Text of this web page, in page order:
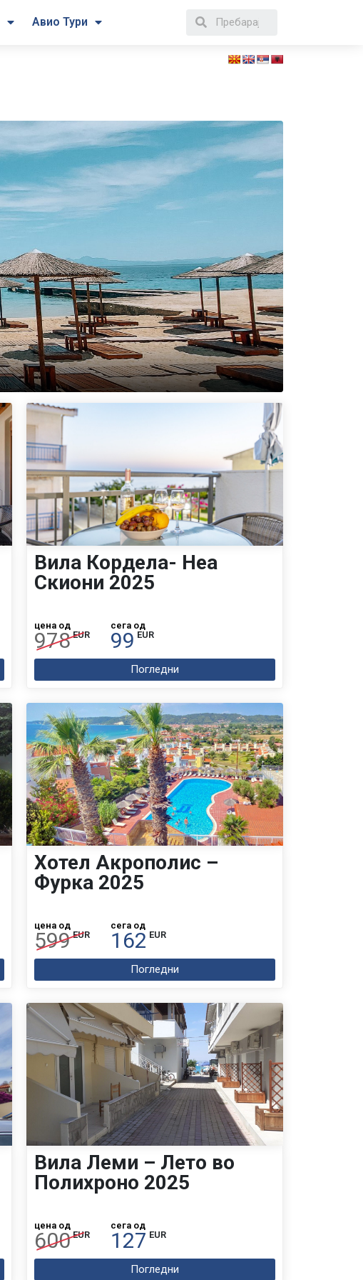
Авио Тури
Вила Кордела- Неа
Скиони 2025
цена од
978 EUR
сега од
99 EUR
Погледни
Хотел Акрополис –
Фурка 2025
цена од
599 EUR
сега од
162 EUR
Погледни
Вила Леми – Лето во
Полихроно 2025
цена од
600 EUR
сега од
127 EUR
Погледни